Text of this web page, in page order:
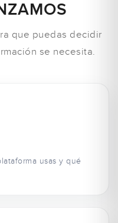
que puedas decidir
se necesita.
usas y qué